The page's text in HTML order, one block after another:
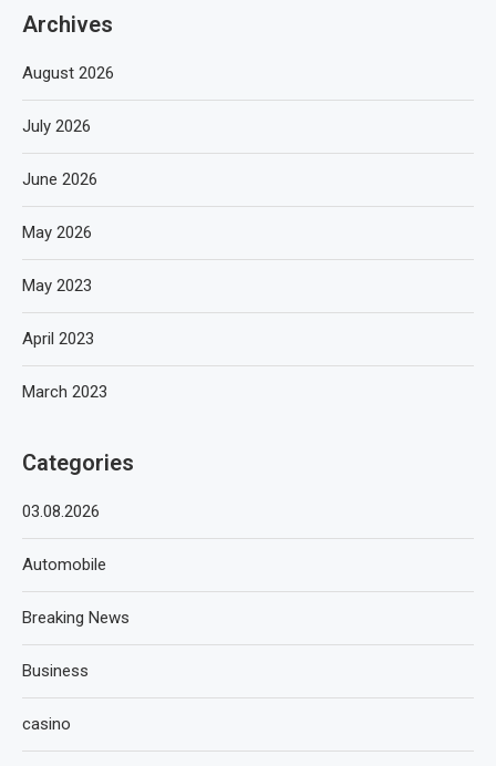
Archives
August 2026
July 2026
June 2026
May 2026
May 2023
April 2023
March 2023
Categories
03.08.2026
Automobile
Breaking News
Business
casino